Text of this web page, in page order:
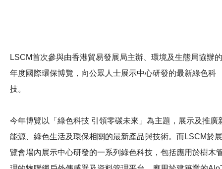
LSCM首次參與由香港貿易發展局主辦、環境及生態局協辦的
年度國際環保博覽，向公眾人士展示中心研發的最新綠色科
技。
今年博覽以「綠色科技 引領零碳未來」為主題，展示及推廣
能源、綠色生活及環保相關的最新產品與技術。 而LSCM於展
覽會場內展示中心研發的一系列綠色科技，包括應用於樹木